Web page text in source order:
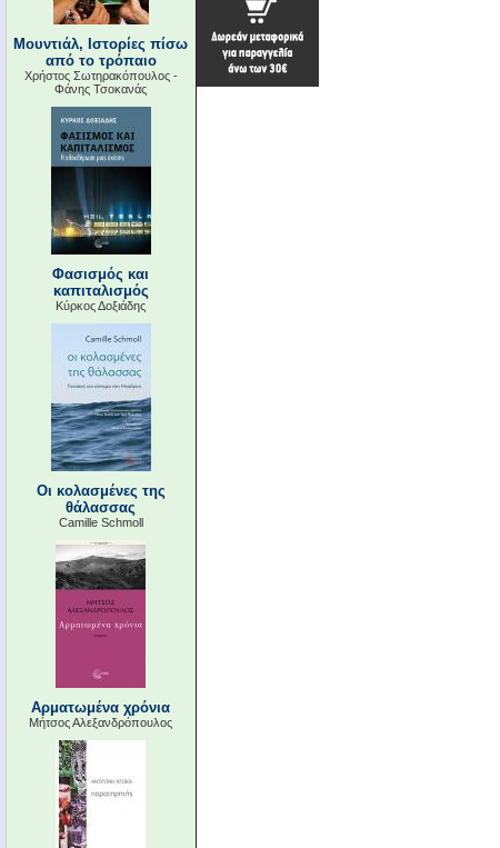
Μουντιάλ, Ιστορίες πίσω
από το τρόπαιο
Χρήστος Σωτηρακόπουλος -
Φάνης Τσοκανάς
Φασισμός και
καπιταλισμός
Κύρκος Δοξιάδης
Οι κολασμένες της
θάλασσας
Camille Schmoll
Αρματωμένα χρόνια
Μήτσος Αλεξανδρόπουλος